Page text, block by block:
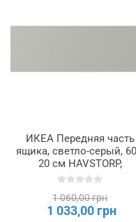
ИКЕА Передняя часть
ящика, светло-серый,
20 см HAVSTORP,
905.684.94
1 060,00 грн
1 033,00 грн